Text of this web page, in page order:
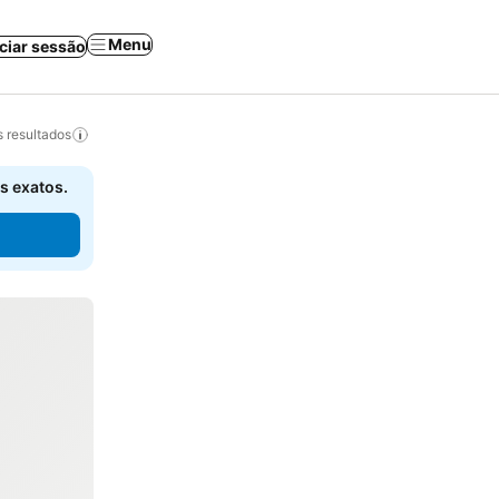
sessão Menu
resultados
exatos.